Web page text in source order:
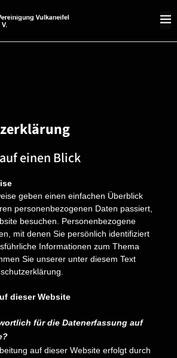
einen Blick
geben einen einfachen Überblick
personenbezogenen Daten passiert,
besuchen. Personenbezogene
mit denen Sie persönlich identifiziert
Informationen zum Thema
Sie unserer unter diesem Text
dieser Website
für die Datenerfassung auf
auf dieser Website erfolgt durch